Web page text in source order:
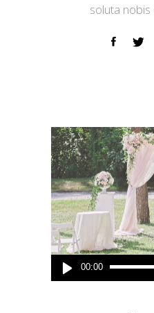
soluta
00:00